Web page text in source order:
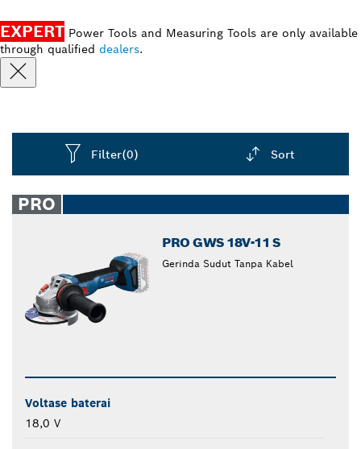
EXPERT Power Tools and Measuring Tools are only available
through qualified dealers.
Filter(0) Sort
closed
PRO
PRO GWS 18V-11 S
Gerinda Sudut Tanpa Kabel
Voltase baterai
18,0 V